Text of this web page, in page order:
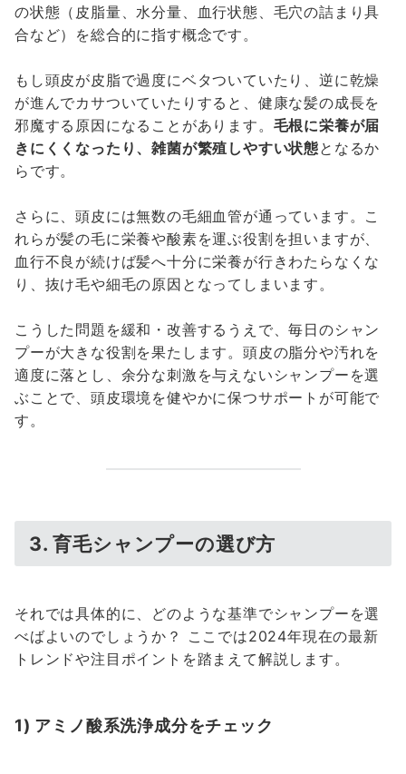
の状態（皮脂量、水分量、血行状態、毛穴の詰まり具
合など）を総合的に指す概念です。
もし頭皮が皮脂で過度にベタついていたり、逆に乾燥
が進んでカサついていたりすると、健康な髪の成長を
邪魔する原因になることがあります。 毛根に栄養が届
きにくくなったり、雑菌が繁殖しやすい状態となるか
らです。
さらに、頭皮には無数の毛細血管が通っています。こ
れらが髪の毛に栄養や酸素を運ぶ役割を担いますが、
血行不良が続けば髪へ十分に栄養が行きわたらなくな
り、抜け毛や細毛の原因となってしまいます。
こうした問題を緩和・改善するうえで、毎日のシャン
プーが大きな役割を果たします。頭皮の脂分や汚れを
適度に落とし、余分な刺激を与えないシャンプーを選
ぶことで、頭皮環境を健やかに保つサポートが可能で
す。
3. 育毛シャンプーの選び方
それでは具体的に、どのような基準でシャンプーを選
べばよいのでしょうか？ ここでは2024年現在の最新
トレンドや注目ポイントを踏まえて解説します。
1) アミノ酸系洗浄成分をチェック